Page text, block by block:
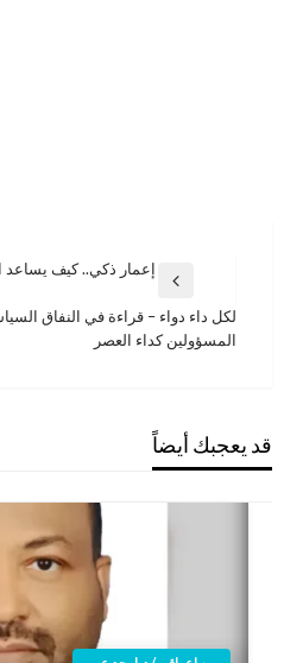
المقالات
المقالة
السابقة
إعمار ذكي.. كيف يساعد
المقالة
لكل داء دواء – قراءة في النفاق
المسؤولين كداء العصر
قد يعجبك أيضاً